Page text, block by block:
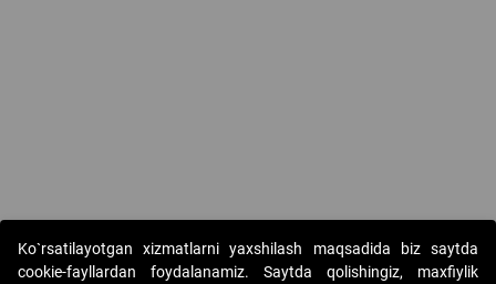
Ko`rsatilayotgan xizmatlarni yaxshilash maqsadida biz saytda
cookie-fayllardan foydalanamiz. Saytda qolishingiz, maxfiylik